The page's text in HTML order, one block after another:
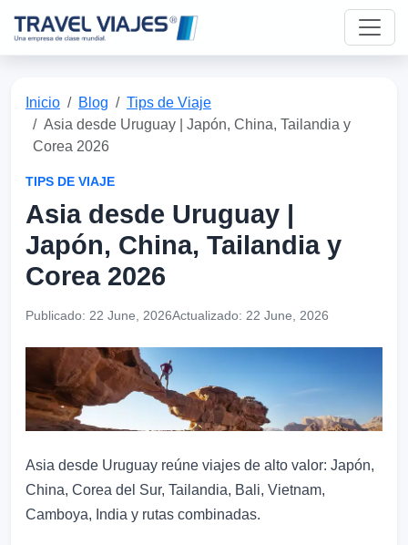
Inicio Blog
Tips de Viaje
Asia desde Uruguay | Japón, China, Tailandia y
Corea 2026
TIPS DE VIAJE
Asia desde Uruguay |
Japón, China, Tailandia y
Corea 2026
Publicado: 22 June, 2026Actualizado: 22 June, 2026
Asia desde Uruguay reúne viajes de alto valor: Japón,
China, Corea del Sur, Tailandia, Bali, Vietnam,
Camboya, India y rutas combinadas.